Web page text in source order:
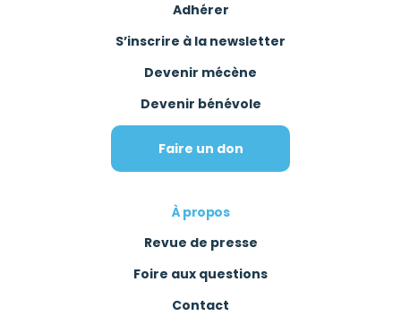
Adhérer
S’inscrire à la newsletter
Devenir mécène
Devenir bénévole
Faire un don
À propos
Revue de presse
Foire aux questions
Contact